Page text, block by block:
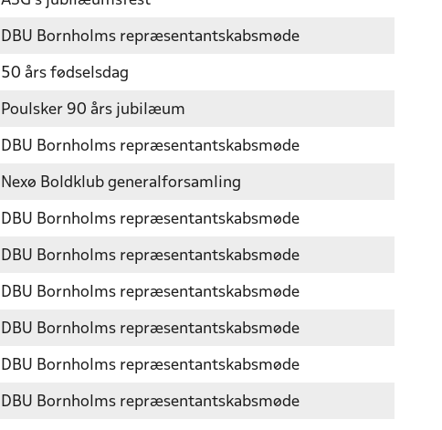
DBU Bornholms repræsentantskabsmøde
50 års fødselsdag
Poulsker 90 års jubilæum
DBU Bornholms repræsentantskabsmøde
Nexø Boldklub generalforsamling
DBU Bornholms repræsentantskabsmøde
DBU Bornholms repræsentantskabsmøde
DBU Bornholms repræsentantskabsmøde
DBU Bornholms repræsentantskabsmøde
DBU Bornholms repræsentantskabsmøde
DBU Bornholms repræsentantskabsmøde